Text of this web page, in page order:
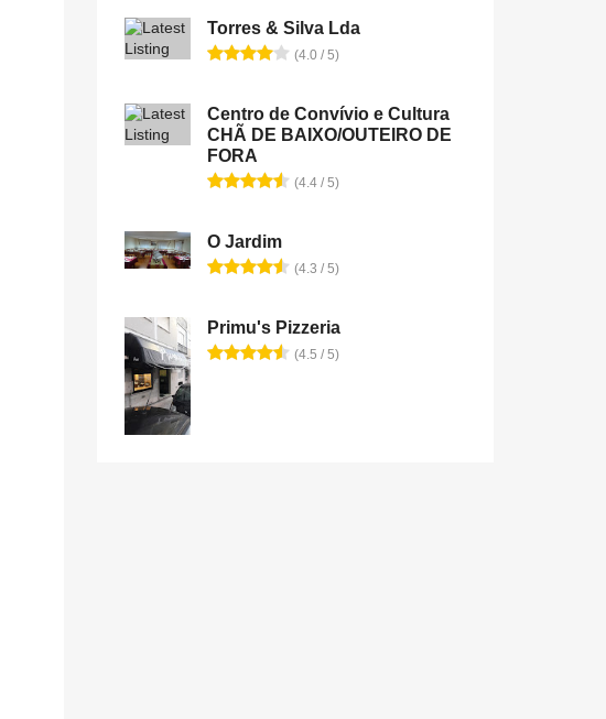
Torres & Silva Lda
(4.0 / 5)
Centro de Convívio e Cultura
CHÃ DE BAIXO/OUTEIRO DE
FORA
(4.4 / 5)
O Jardim
(4.3 / 5)
Primu's Pizzeria
(4.5 / 5)